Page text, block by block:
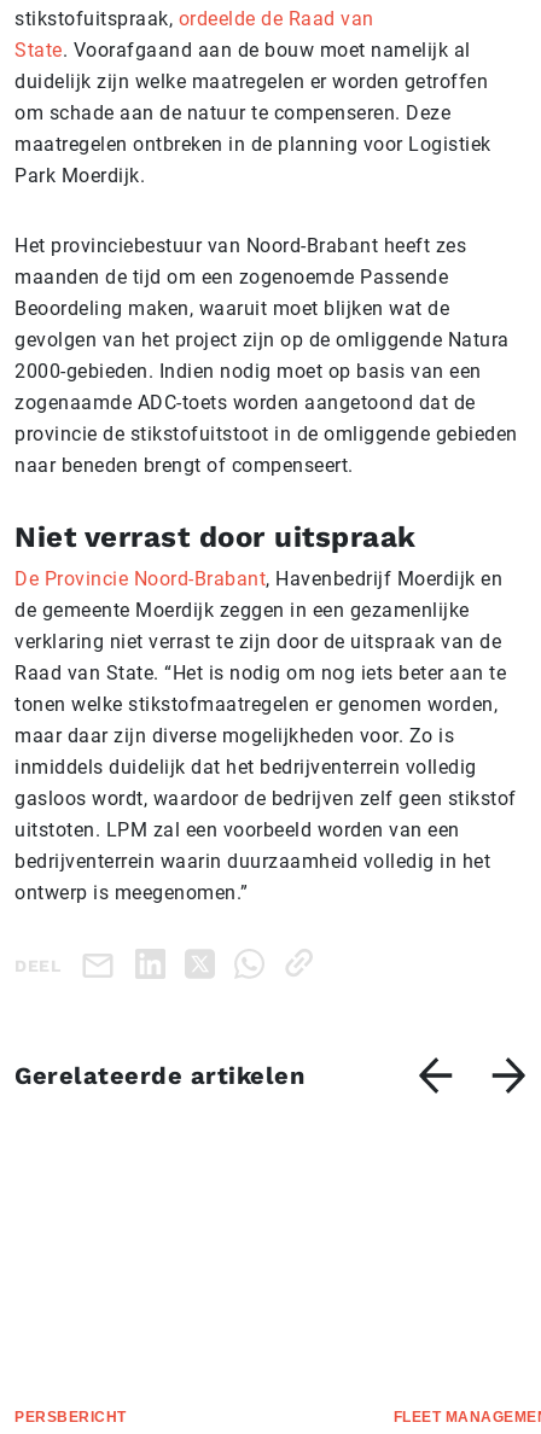
stikstofuitspraak, ordeelde de Raad van
State. Voorafgaand aan de bouw moet namelijk al
duidelijk zijn welke maatregelen er worden getroffen
om schade aan de natuur te compenseren. Deze
maatregelen ontbreken in de planning voor Logistiek
Park Moerdijk.
Het provinciebestuur van Noord-Brabant heeft zes
maanden de tijd om een zogenoemde Passende
Beoordeling maken, waaruit moet blijken wat de
gevolgen van het project zijn op de omliggende Natura
2000-gebieden. Indien nodig moet op basis van een
zogenaamde ADC-toets worden aangetoond dat de
provincie de stikstofuitstoot in de omliggende gebieden
naar beneden brengt of compenseert.
Niet verrast door uitspraak
De Provincie Noord-Brabant, Havenbedrijf Moerdijk en
de gemeente Moerdijk zeggen in een gezamenlijke
verklaring niet verrast te zijn door de uitspraak van de
Raad van State. “Het is nodig om nog iets beter aan te
tonen welke stikstofmaatregelen er genomen worden,
maar daar zijn diverse mogelijkheden voor. Zo is
inmiddels duidelijk dat het bedrijventerrein volledig
gasloos wordt, waardoor de bedrijven zelf geen stikstof
uitstoten. LPM zal een voorbeeld worden van een
bedrijventerrein waarin duurzaamheid volledig in het
ontwerp is meegenomen.”
DEEL
Gerelateerde artikelen
PERSBERICHT FLEET